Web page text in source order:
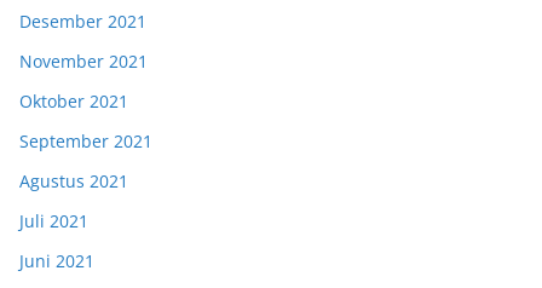
Desember 2021
November 2021
Oktober 2021
September 2021
Agustus 2021
Juli 2021
Juni 2021